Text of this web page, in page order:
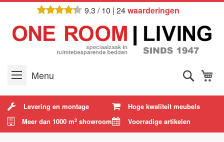
Ga
naar
de
inhoud
9.3 / 10 | 24waarderingen
Menu Zoek
Levering en montage
Hoge kwaliteit meubels
Meer dan 1000 m2 showroom Voorradige artikelen